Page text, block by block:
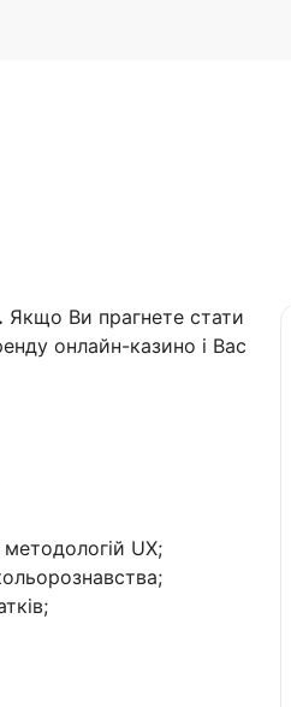
Якщо Ви прагнете стати
онлайн-казино і Вас
UX;